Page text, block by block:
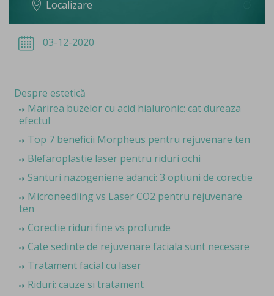
Localizare
03-12-2020
Despre estetică
Marirea buzelor cu acid hialuronic: cat dureaza
efectul
Top 7 beneficii Morpheus pentru rejuvenare ten
Blefaroplastie laser pentru riduri ochi
Santuri nazogeniene adanci: 3 optiuni de corectie
Microneedling vs Laser CO2 pentru rejuvenare
ten
Corectie riduri fine vs profunde
Cate sedinte de rejuvenare faciala sunt necesare
Tratament facial cu laser
Riduri: cauze si tratament